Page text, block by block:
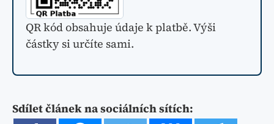
QR kód obsahuje údaje k platbě. Výši
částky si určíte sami.
Sdílet článek na sociálních sítích: